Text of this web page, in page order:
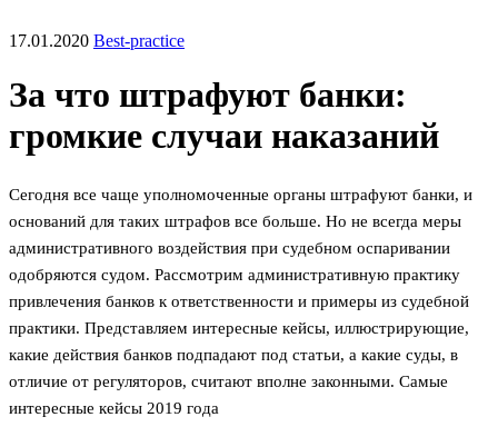
17.01.2020 Best-practice
За что штрафуют банки:
громкие случаи наказаний
Сегодня все чаще уполномоченные органы штрафуют банки, и
оснований для таких штрафов все больше. Но не всегда меры
административного воздействия при судебном оспаривании
одобряются судом. Рассмотрим административную практику
привлечения банков к ответственности и примеры из судебной
практики. Представляем интересные кейсы, иллюстрирующие,
какие действия банков подпадают под статьи, а какие суды, в
отличие от регуляторов, считают вполне законными. Самые
интересные кейсы 2019 года